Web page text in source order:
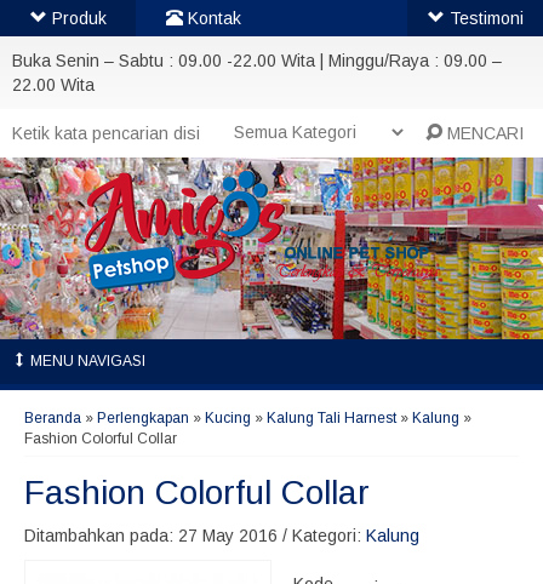
Buka Senin – Sabtu : 09.00 -22.00 Wita | Minggu/Raya : 09.00 –
22.00 Wita
MENCARI
MENU NAVIGASI
Beranda » Perlengkapan » Kucing » Kalung Tali Harnest» Kalung »
Fashion Colorful Collar
Fashion Colorful Collar
Ditambahkan pada: 27 May 2016 / Kategori: Kalung
Produk Kontak Testimoni